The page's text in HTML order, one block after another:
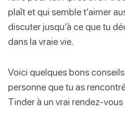
plaît et qui semble t’aimer
discuter jusqu’à ce que tu
dans la vraie vie.
Voici quelques bons
personne que tu as
Tinder à un vrai rendez-vous